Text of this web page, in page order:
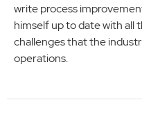
write process
himself up to date with all
challenges that the
operations.